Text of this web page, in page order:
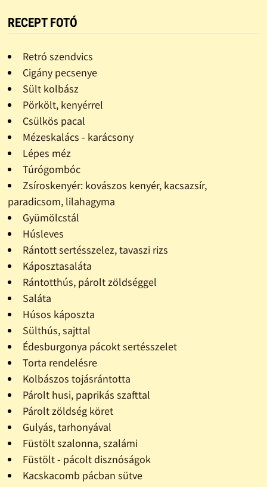
RECEPT FOTÓ
Retró szendvics
Cigány pecsenye
Sült kolbász
Pörkölt, kenyérrel
Csülkös pacal
Mézeskalács - karácsony
Lépes méz
Túrógombóc
Zsíroskenyér: kovászos kenyér, kacsazsír,
paradicsom, lilahagyma
Gyümölcstál
Húsleves
Rántott sertésszelez, tavaszi rizs
Káposztasaláta
Rántotthús, párolt zöldséggel
Saláta
Húsos káposzta
Sülthús, sajttal
Édesburgonya pácokt sertésszelet
Torta rendelésre
Kolbászos tojásrántotta
Párolt husi, paprikás szafttal
Párolt zöldség köret
Gulyás, tarhonyával
Füstölt szalonna, szalámi
Füstölt - pácolt disznóságok
Kacskacomb pácban sütve